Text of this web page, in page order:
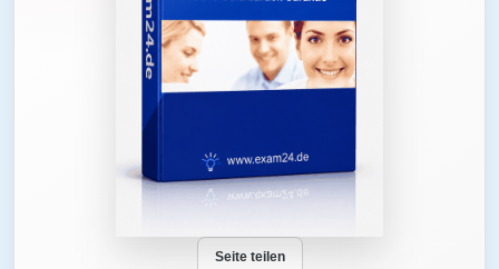
Seite teilen